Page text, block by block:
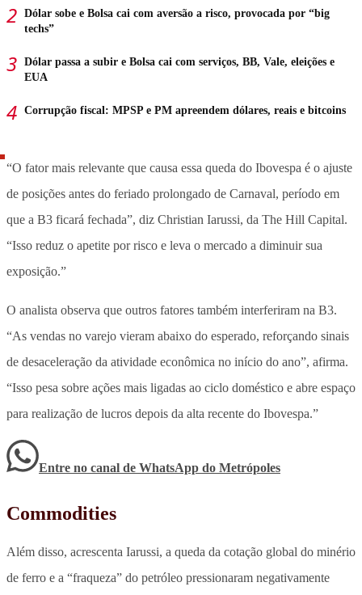
Dólar sobe e Bolsa cai com aversão a risco, provocada por “big
techs”
Dólar passa a subir e Bolsa cai com serviços, BB, Vale, eleições e
EUA
Corrupção fiscal: MPSP e PM apreendem dólares, reais e bitcoins
“O fator mais relevante que causa essa queda do Ibovespa é o ajuste
de posições antes do feriado prolongado de Carnaval, período em
que a B3 ficará fechada”, diz Christian Iarussi, da The Hill Capital.
“Isso reduz o apetite por risco e leva o mercado a diminuir sua
exposição.”
O analista observa que outros fatores também interferiram na B3.
“As vendas no varejo vieram abaixo do esperado, reforçando sinais
de desaceleração da atividade econômica no início do ano”, afirma.
“Isso pesa sobre ações mais ligadas ao ciclo doméstico e abre espaço
para realização de lucros depois da alta recente do Ibovespa.”
Entre no canal de WhatsApp do Metrópoles
Commodities
Além disso, acrescenta Iarussi, a queda da cotação global do minério
de ferro e a “fraqueza” do petróleo pressionaram negativamente